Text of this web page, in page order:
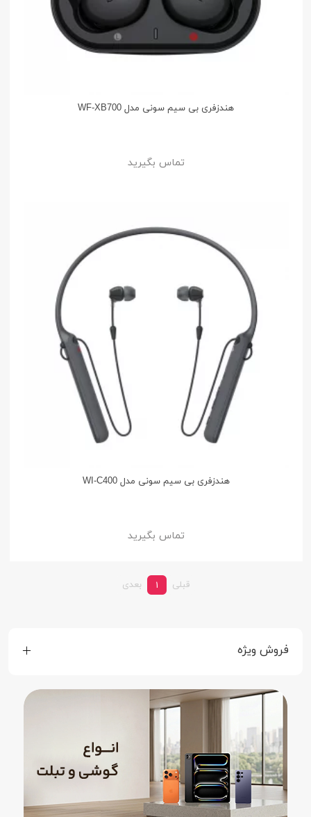
هندزفری بی سیم سونی مدل WF-XB700
تماس بگیرید
هندزفری بی سیم سونی مدل WI-C400
تماس بگیرید
قبلی 1 بعدی
فروش ویژه